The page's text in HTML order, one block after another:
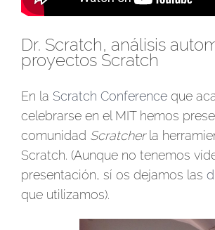
Dr. Scratch, análisis
proyectos Scratch
En la Scratch Conference que
celebrarse en el MIT hemos
comunidad Scratcherla
Scratch. (Aunque no tenemos
presentación, sí os dejamos las
que utilizamos).